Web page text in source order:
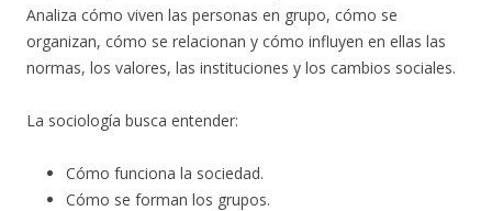
Analiza cómo viven las personas en grupo, cómo se
organizan, cómo se relacionan y cómo influyen en ellas las
normas, los valores, las instituciones y los cambios sociales.
La sociología busca entender:
Cómo funciona la sociedad.
Cómo se forman los grupos.